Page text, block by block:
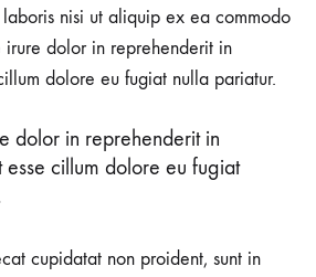
nisi ut aliquip ex ea commodo
irure dolor in reprehenderit in
dolore eu fugiat nulla pariatur.
dolor in reprehenderit in
esse cillum dolore eu fugiat
cupidatat non proident, sunt in